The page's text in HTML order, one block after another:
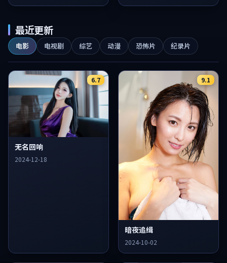
最近更新
电影 电视剧 综艺 动漫 恐怖片 纪录片
6.7
无名回响
2024-12-18
9.1
暗夜追缉
2024-10-02